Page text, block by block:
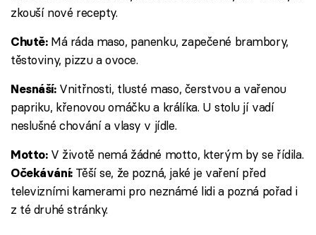
zkouší nové recepty.
Chutě: Má ráda maso, panenku, zapečené brambory,
těstoviny, pizzu a ovoce.
Nesnáší: Vnitřnosti, tlusté maso, čerstvou a vařenou
papriku, křenovou omáčku a králíka. U stolu jí vadí
neslušné chování a vlasy v jídle.
Motto:V životě nemá žádné motto, kterým by se řídila.
Očekávání: Těší se, že pozná, jaké je vaření před
televizními kamerami pro neznámé lidi a pozná pořad i
z té druhé stránky.